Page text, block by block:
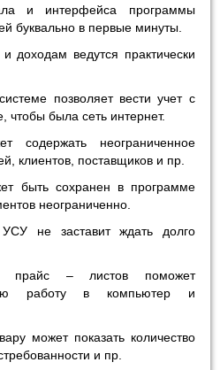
и интерфейса программы
буквально в первые минуты.
доходам ведутся практически
позволяет вести учет с
чтобы была сеть интернет.
содержать неограниченное
клиентов, поставщиков и пр.
быть сохранен в программе
неограниченно.
не заставит ждать долго
прайс – листов поможет
работу в компьютер и
может показать количество
и пр.